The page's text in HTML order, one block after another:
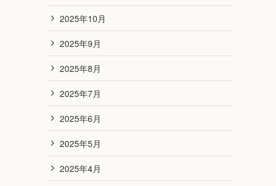
2025年10月
2025年9月
2025年8月
2025年7月
2025年6月
2025年5月
2025年4月